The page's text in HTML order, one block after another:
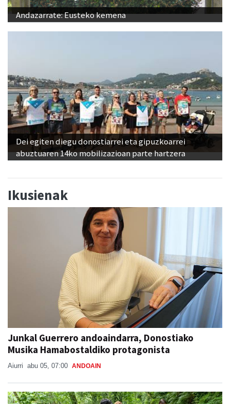
Andazarrate: Eusteko kemena
Dei egiten diegu donostiarrei eta gipuzkoarrei
abuztuaren 14ko mobilizazioan parte hartzera
Ikusienak
Junkal Guerrero andoaindarra, Donostiako
Musika Hamabostaldiko protagonista
Aiurri abu 05, 07:00 ANDOAIN